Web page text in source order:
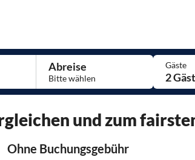
Abreise Gäste
2
und zum
Ohne Buchungsgebühr